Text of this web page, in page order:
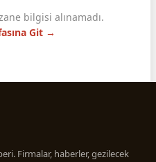
bilgisi alınamadı.
Git →
Firmalar, haberler, gezilecek